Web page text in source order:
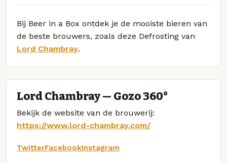
Bij Beer in a Box ontdek je de mooiste bieren van
de beste brouwers, zoals deze Defrosting van
Lord Chambray.
Lord Chambray — Gozo 360°
Bekijk de website van de brouwerij:
https://www.lord-chambray.com/
TwitterFacebookInstagram